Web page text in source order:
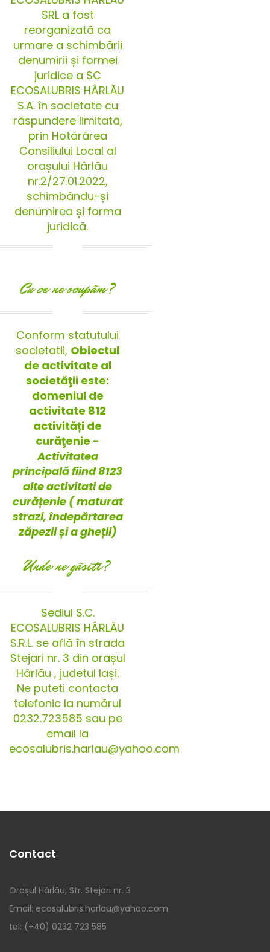
SRL a fost
reorganizată ca
urmare a schimbării
denumirii și formei
juridice a SC
ECOSALUBRIS HÂRLĂU
S.A. în societate cu
răspundere limitată,
prin Hotărârea
Consiliului Local al
orașului Hârlău
nr.2/27.01.2022,
schimbându-și
denumirea și forma
juridică.
Cu ce ne ocupãm?
Conform statutului
societatii, Obiectul
de activitate al
societăţii este:
domeniul de
activitate 812
activități de
curăţenie -
Activitatea
principală fiind 8123
alte activitati de
curățenie ( maturat
strazi, îndepărtarea
zăpezii și a gheții)
Unde ne gãsiti?
Sediul S.C.
ECOSALUBRIS HÂRLĂU
S.R.L. se află în strada
Stejari nr. 3 din orașul
Hârlău , judetul Iași.
Ne puteti contacta
telefonic la numărul
0232.723585 sau pe
email la
ecosalubris.harlau@yahoo.com
Contact
Orașul Hârlău, Str. Stejari nr. 3
Email: ecosalubris.harlau@yahoo.com
tel: (+40) 0232 723 585